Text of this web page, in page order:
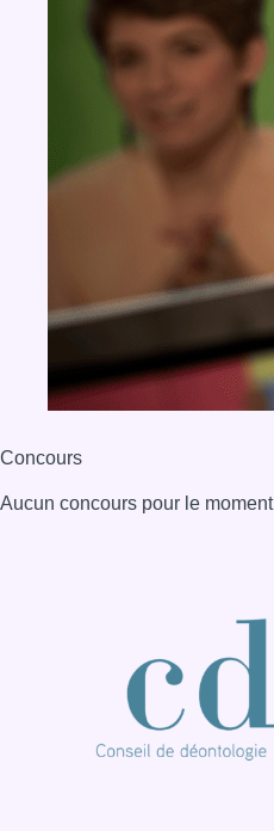
Concours
Aucun concours pour le moment